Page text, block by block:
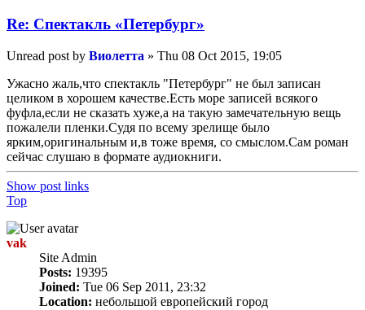
Re: Спектакль «Петербург»
Unread post by Виолетта » Thu 08 Oct 2015, 19:05
Ужасно жаль,что спектакль "Петербург" не был записан
целиком в хорошем качестве.Есть море записей всякого
фуфла,если не сказать хуже,а на такую замечательную вещь
пожалели пленки.Судя по всему зрелище было
ярким,оригинальным и,в тоже время, со смыслом.Сам роман
сейчас слушаю в формате аудиокниги.
Show post links
Top
vak
Site Admin
Posts: 19395
Joined: Tue 06 Sep 2011, 23:32
Location: небольшой европейский город